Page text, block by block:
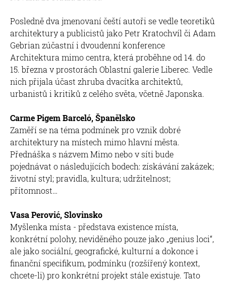
Posledně dva jmenovaní čeští autoři se vedle teoretiků
architektury a publicistů jako Petr Kratochvíl či Adam
Gebrian zúčastní i dvoudenní konference
Architektura mimo centra, která proběhne od 14. do
15. března v prostorách Oblastní galerie Liberec. Vedle
nich přijala účast zhruba dvacítka architektů,
urbanistů i kritiků z celého světa, včetně Japonska.
Carme Pigem Barceló, Španělsko
Zaměří se na téma podmínek pro vznik dobré
architektury na místech mimo hlavní města.
Přednáška s názvem Mimo nebo v síti bude
pojednávat o následujících bodech: získávání zakázek;
životní styl; pravidla, kultura; udržitelnost;
přítomnost…
Vasa Perović, Slovinsko
Myšlenka místa - představa existence místa,
konkrétní polohy, neviděného pouze jako „genius loci“,
ale jako sociální, geografické, kulturní a dokonce i
finanční specifikum, podmínku (rozšířený kontext,
chcete-li) pro konkrétní projekt stále existuje. Tato